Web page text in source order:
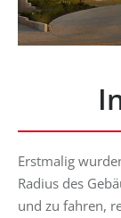
Erstmalig
Radius des
und zu fahren,